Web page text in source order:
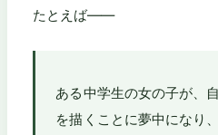
たとえば——
ある中学生の女の子が、
を描くことに夢中になり